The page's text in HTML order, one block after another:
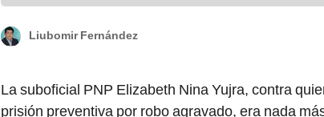
Liubomir Fernández
La suboficial PNP Elizabeth Nina Yujra, contra
prisión preventiva por robo agravado, era nada